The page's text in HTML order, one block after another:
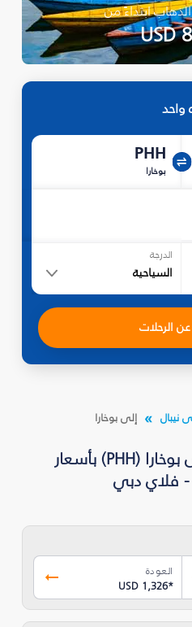
ابتداءً من
واحد
PHH
بوخارا
الدرجة
السياحية
الرحلات
نيبال إلى بوخارا
رحلات الاتجاه الواحد إلى بوخارا (PHH) بأسعار
العودة
USD 1,326*